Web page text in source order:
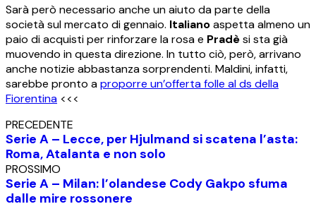
Sarà però necessario anche un aiuto da parte della
società sul mercato di gennaio. Italianoaspetta almeno un
paio di acquisti per rinforzare la rosa e Pradèsi sta già
muovendo in questa direzione. In tutto ciò, però, arrivano
anche notizie abbastanza sorprendenti. Maldini, infatti,
sarebbe pronto aproporre un’offerta folle al ds della
Fiorentina <<<
PRECEDENTE
Serie A – Lecce, per Hjulmand si scatena l’asta:
Roma, Atalanta e non solo
PROSSIMO
Serie A – Milan: l’olandese Cody Gakpo sfuma
dalle mire rossonere